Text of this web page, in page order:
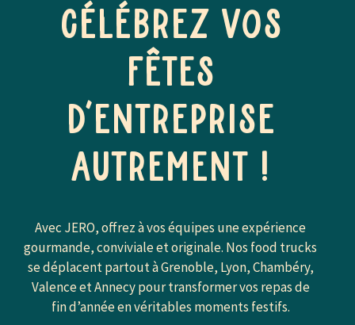
Célébrez vos
fêtes
d’entreprise
autrement !
Avec JERO, offrez à vos équipes une expérience
gourmande, conviviale et originale. Nos food trucks
se déplacent partout à Grenoble, Lyon, Chambéry,
Valence et Annecy pour transformer vos repas de
fin d’année en véritables moments festifs.